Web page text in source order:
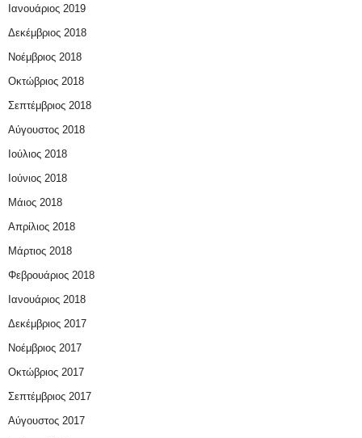
Ιανουάριος 2019
Δεκέμβριος 2018
Νοέμβριος 2018
Οκτώβριος 2018
Σεπτέμβριος 2018
Αύγουστος 2018
Ιούλιος 2018
Ιούνιος 2018
Μάιος 2018
Απρίλιος 2018
Μάρτιος 2018
Φεβρουάριος 2018
Ιανουάριος 2018
Δεκέμβριος 2017
Νοέμβριος 2017
Οκτώβριος 2017
Σεπτέμβριος 2017
Αύγουστος 2017